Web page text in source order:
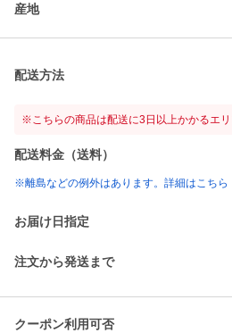
産地
配送方法
※こちらの商品は配送に3日以上かかるエ
配送料金（送料）
※離島などの例外はあります。詳細はこちら
お届け日指定
注文から発送まで
クーポン利用可否